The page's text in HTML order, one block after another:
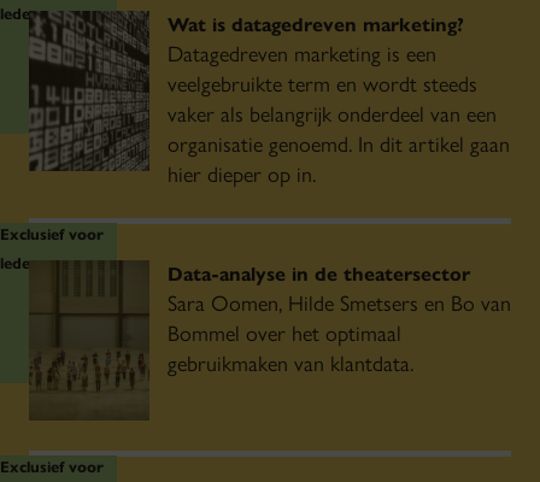
leden
Wat is datagedreven marketing?
Datagedreven marketing is een
veelgebruikte term en wordt steeds
vaker als belangrijk onderdeel van een
organisatie genoemd. In dit artikel gaan
hier dieper op in.
Exclusief voor
leden
Data-analyse in de theatersector
Sara Oomen, Hilde Smetsers en Bo van
Bommel over het optimaal
gebruikmaken van klantdata.
Exclusief voor